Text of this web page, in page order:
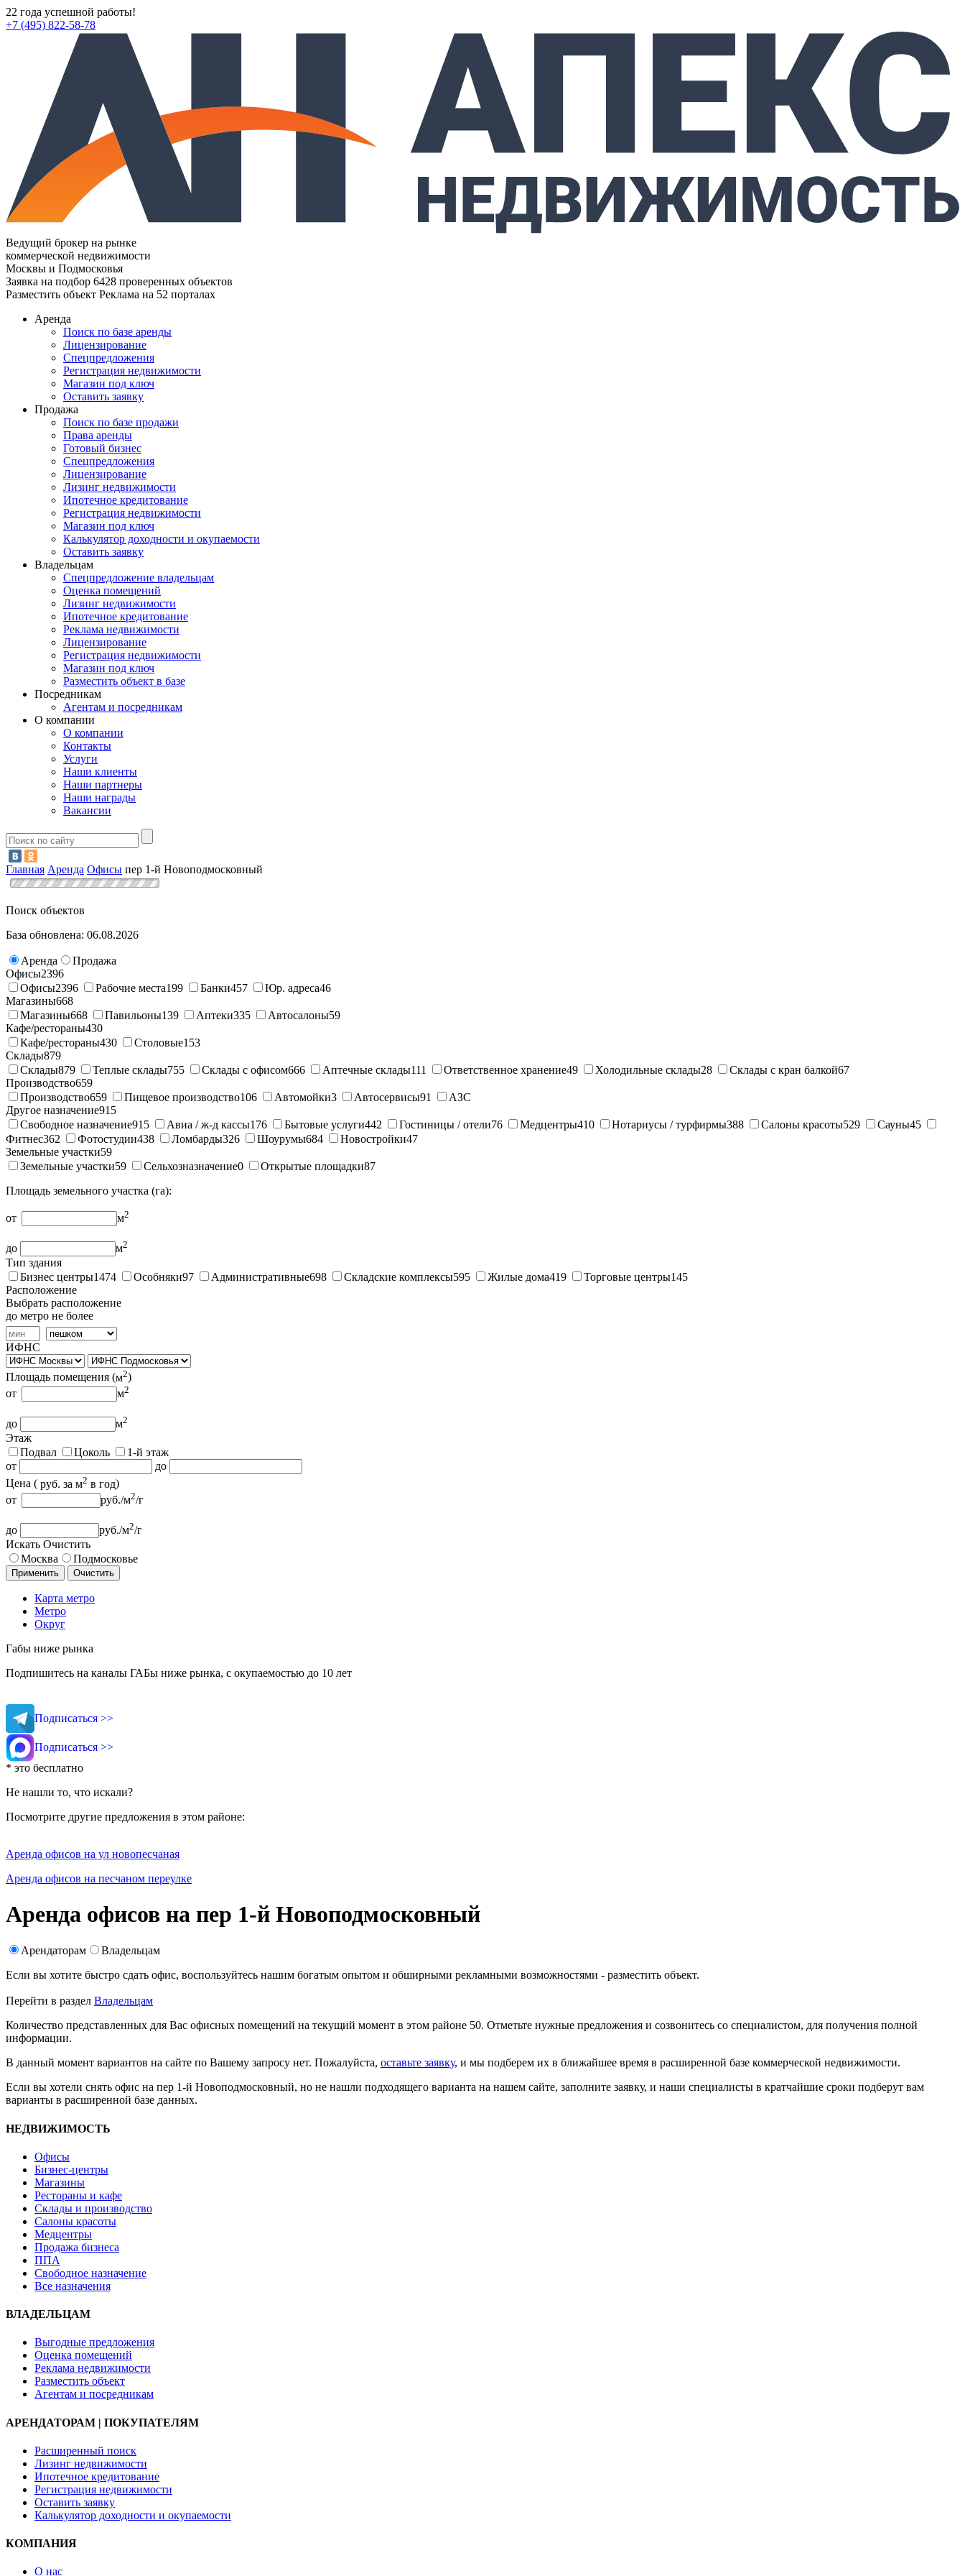
22 года успешной работы!
+7 (495) 822-58-78
Ведущий брокер на рынке
коммерческой недвижимости
Москвы и Подмосковья
Заявка на подбор 6428 проверенных объектов
Разместить объект Реклама на 52 порталах
Аренда
Поиск по базе аренды
Лицензирование
Спецпредложения
Регистрация недвижимости
Магазин под ключ
Оставить заявку
Продажа
Поиск по базе продажи
Права аренды
Готовый бизнес
Спецпредложения
Лицензирование
Лизинг недвижимости
Ипотечное кредитование
Регистрация недвижимости
Магазин под ключ
Калькулятор доходности и окупаемости
Оставить заявку
Владельцам
Спецпредложение владельцам
Оценка помещений
Лизинг недвижимости
Ипотечное кредитование
Реклама недвижимости
Лицензирование
Регистрация недвижимости
Магазин под ключ
Разместить объект в базе
Посредникам
Агентам и посредникам
О компании
О компании
Контакты
Услуги
Наши клиенты
Наши партнеры
Наши награды
Вакансии
Главная Аренда Офисы пер 1-й Новоподмосковный
Поиск объектов
База обновлена: 06.08.2026
Аренда
Продажа
Офисы2396
Офисы2396 Рабочие места199 Банки457 Юр. адреса46
Магазины668
Магазины668 Павильоны139 Аптеки335 Автосалоны59
Кафе/рестораны430
Кафе/рестораны430 Столовые153
Склады879
Склады879 Теплые склады755 Склады с офисом666 Аптечные склады111 Ответственное хранение49 Холодильные склады28 Склады с кран балкой67
Производство659
Производство659 Пищевое производство106 Автомойки3 Автосервисы91
АЗС
Другое назначение915
Свободное назначение915 Авиа / ж-д кассы176 Бытовые услуги442 Гостиницы / отели76 Медцентры410 Нотариусы / турфирмы388 Салоны красоты529 Сауны45
Фитнес362 Фотостудии438 Ломбарды326 Шоурумы684 Новостройки47
Земельные участки59
Земельные участки59 Сельхозназначение0 Открытые площадки87
Площадь земельного участка (га):
от м2
до м2
Тип здания
Бизнес центры1474 Особняки97 Административные698 Складские комплексы595 Жилые дома419 Торговые центры145
Расположение
Выбрать расположение
до метро не более
ИФНС
Площадь помещения (м2)
от
м2
до м2
Этаж
Подвал
Цоколь
1-й этаж
от
до
Цена ( руб. за м2 в год)
от
руб./м2/г
до руб./м2/г
Искать Очистить
Москва
Подмосковье
Применить Очистить
Карта метро
Метро
Округ
Габы ниже рынка
Подпишитесь на каналы ГАБы ниже рынка, с окупаемостью до 10 лет
Подписаться >>
Подписаться >>
* это бесплатно
Не нашли то, что искали?
Посмотрите другие предложения в этом районе:
Аренда офисов на ул новопесчаная
Аренда офисов на песчаном переулке
Аренда офисов на пер 1-й Новоподмосковный
Арендаторам
Владельцам
Если вы хотите быстро сдать офис, воспользуйтесь нашим богатым опытом и обширными рекламными возможностями - разместить объект.
Перейти в раздел Владельцам
Количество представленных для Вас офисных помещений на текущий момент в этом районе 50. Отметьте нужные предложения и созвонитесь со специалистом, для получения полной
информации.
В данный момент вариантов на сайте по Вашему запросу нет. Пожалуйста, оставьте заявку, и мы подберем их в ближайшее время в расширенной базе коммерческой недвижимости.
Если вы хотели снять офис на пер 1-й Новоподмосковный, но не нашли подходящего варианта на нашем сайте, заполните заявку, и наши специалисты в кратчайшие сроки подберут вам
варианты в расширенной базе данных.
НЕДВИЖИМОСТЬ
Офисы
Бизнес-центры
Магазины
Рестораны и кафе
Склады и производство
Салоны красоты
Медцентры
Продажа бизнеса
ППА
Свободное назначение
Все назначения
ВЛАДЕЛЬЦАМ
Выгодные предложения
Оценка помещений
Реклама недвижимости
Разместить объект
Агентам и посредникам
АРЕНДАТОРАМ | ПОКУПАТЕЛЯМ
Расширенный поиск
Лизинг недвижимости
Ипотечное кредитование
Регистрация недвижимости
Оставить заявку
Калькулятор доходности и окупаемости
КОМПАНИЯ
О нас